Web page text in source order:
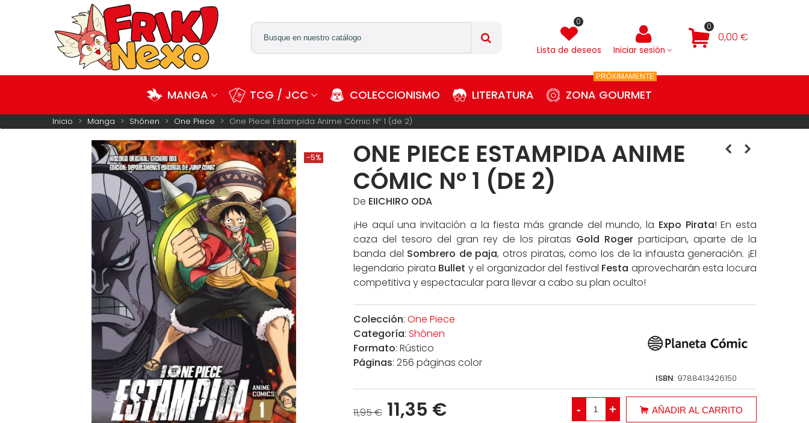
0
Lista de deseos Iniciar sesión
0
0,00 €
MANGA TCG / JCC COLECCIONISMO LITERATURA ZONA GOURMET
PRÓXIMAMENTE
Inicio > Manga > Shônen > One Piece > One Piece Estampida Anime Cómic Nº 1 (de 2)
-5%
ONE PIECE ESTAMPIDA ANIME
CÓMIC Nº 1 (DE 2)
De EIICHIRO ODA
¡He aquí una invitación a la fiesta más grande del mundo, la Expo Pirata! En esta
caza del tesoro del gran rey de los piratas Gold Roger participan, aparte de la
banda del Sombrero de paja, otros piratas, como los de la infausta generación. ¡El
legendario pirata Bullet y el organizador del festival Festa aprovecharán esta locura
competitiva y espectacular para llevar a cabo su plan oculto!
ISBN: 9788413426150
Colección: One Piece
Categoría: Shônen
Formato: Rústico
Páginas: 256 páginas color
11,95 € 11,35 € - + AÑADIR AL CARRITO